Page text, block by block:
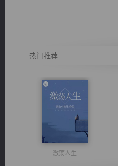
热门推荐
激荡人生